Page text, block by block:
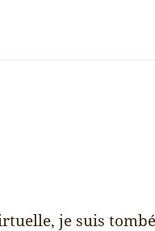
je suis